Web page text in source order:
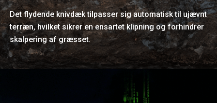
Det flydende knivdæk tilpasser sig automatisk til ujævnt
terræn, hvilket sikrer en ensartet klipning og forhindrer
skalpering af græsset.